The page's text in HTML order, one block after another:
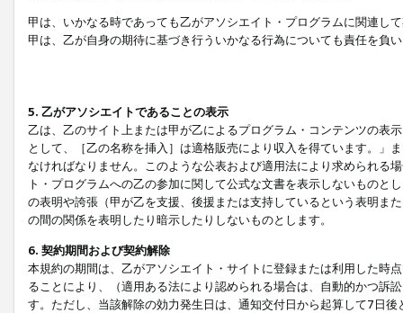
甲は、いかなる時であっても乙がアソシエイト・プログラムに関連し
甲は、乙が自身の期待に基づき行ういかなる行為についても責任を負
5. 乙がアソシエイトであることの表示
乙は、乙のサイト上または甲が乙によるプログラム・コンテンツの表
として、［乙の名称を挿入］は適格販売により収入を得ています。」
なければなりません。このような公表および適用法により求められる
ト・プログラムへの乙の参加に関して公式な文書を表示しないもの
の表明や誇張（甲が乙を支援、後援または支持しているという表明ま
の間の関係を表明したり暗示したりしないものとします。
6. 契約期間および契約解除
本規約の期間は、乙がアソシエイト・サイトに登録または利用した時
ることにより、（適用ある法により認められる場合は、自動的かつ訴
す。ただし、当該解除の効力発生日は、通知交付日から起算して7日